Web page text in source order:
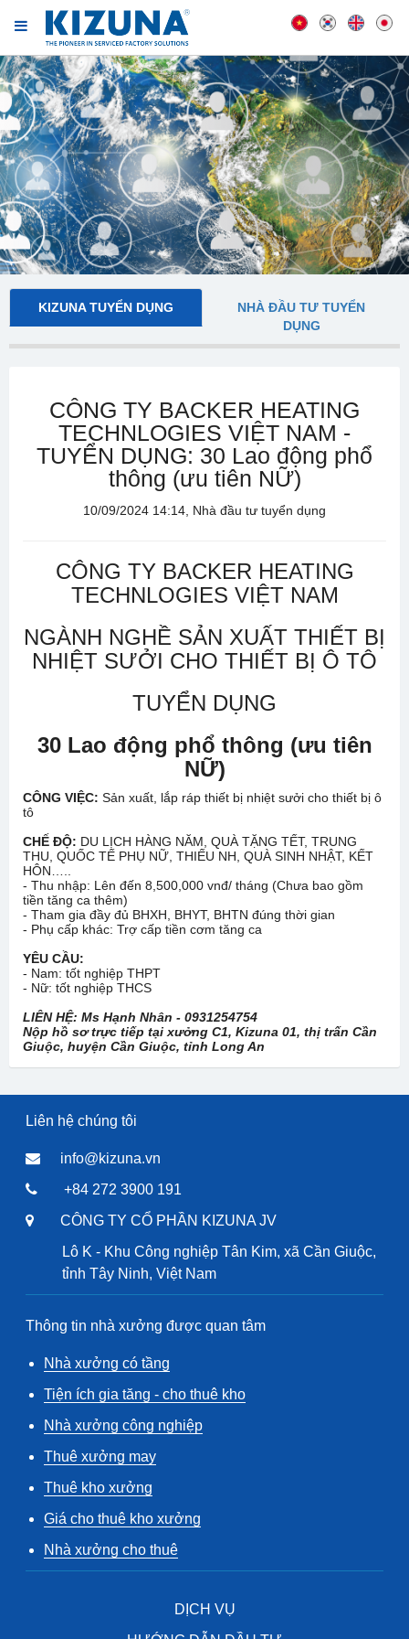
KIZUNA TUYỂN DỤNG
NHÀ ĐẦU TƯ TUYỂN
DỤNG
CÔNG TY BACKER HEATING
TECHNLOGIES VIỆT NAM -
TUYỂN DỤNG: 30 Lao động phổ
thông (ưu tiên NỮ)
10/09/2024 14:14, Nhà đầu tư tuyển dụng
CÔNG TY BACKER HEATING
TECHNLOGIES VIỆT NAM
NGÀNH NGHỀ SẢN XUẤT THIẾT BỊ
NHIỆT SƯỞI CHO THIẾT BỊ Ô TÔ
TUYỂN DỤNG
30 Lao động phổ thông (ưu tiên
NỮ)
CÔNG VIỆC: Sản xuất, lắp ráp thiết bị nhiệt sưởi cho thiết bị ô
tô
CHẾ ĐỘ: DU LỊCH HÀNG NĂM, QUÀ TẶNG TẾT, TRUNG
THU, QUỐC TẾ PHỤ NỮ, THIẾU NH, QUÀ SINH NHẬT, KẾT
HÔN…..
- Thu nhập: Lên đến 8,500,000 vnđ/ tháng (Chưa bao gồm
tiền tăng ca thêm)
- Tham gia đầy đủ BHXH, BHYT, BHTN đúng thời gian
- Phụ cấp khác: Trợ cấp tiền cơm tăng ca
YÊU CẦU:
- Nam: tốt nghiệp THPT
- Nữ: tốt nghiệp THCS
LIÊN HỆ: Ms Hạnh Nhân - 0931254754
Nộp hồ sơ trực tiếp tại xưởng C1, Kizuna 01, thị trấn Cần
Giuộc, huyện Cần Giuộc, tỉnh Long An
Liên hệ chúng tôi
info@kizuna.vn
+84 272 3900 191
CÔNG TY CỔ PHẦN KIZUNA JV
Lô K - Khu Công nghiệp Tân Kim, xã Cần Giuộc,
tỉnh Tây Ninh, Việt Nam
Thông tin nhà xưởng được quan tâm
Nhà xưởng có tầng
Tiện ích gia tăng - cho thuê kho
Nhà xưởng công nghiệp
Thuê xưởng may
Thuê kho xưởng
Giá cho thuê kho xưởng
Nhà xưởng cho thuê
DỊCH VỤ